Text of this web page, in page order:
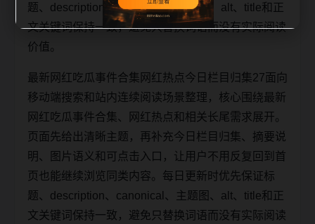
题、description、canonical、主题图、alt、title和正
文关键词保持一致，避免只替换词语而没有实际阅读
价值。
最新网红吃瓜事件合集网红热点今日栏目归集27面向
移动端搜索和站内连续阅读场景整理，核心围绕最新
网红吃瓜事件合集、网红热点和相关长尾需求展开。
页面先给出清晰主题，再补充今日栏目归集、摘要说
明、图片语义和可点击入口，让用户不用反复回到首
页也能继续浏览同类内容。每日更新时优先保证标
题、description、canonical、主题图、alt、title和正
文关键词保持一致，避免只替换词语而没有实际阅读